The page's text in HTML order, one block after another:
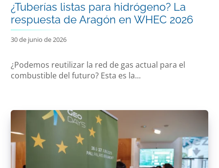
¿Tuberías listas para hidrógeno? La
respuesta de Aragón en WHEC 2026
30 de junio de 2026
¿Podemos reutilizar la red de gas actual para el
combustible del futuro? Esta es la...